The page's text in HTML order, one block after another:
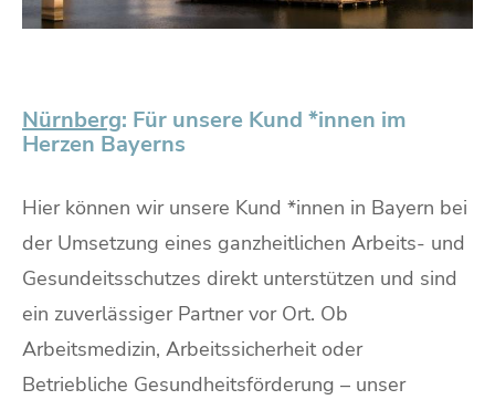
Nürnberg: Für unsere Kund *innen im
Herzen Bayerns
Hier können wir unsere Kund *innen in Bayern bei
der Umsetzung eines ganzheitlichen Arbeits- und
Gesundeitsschutzes direkt unterstützen und sind
ein zuverlässiger Partner vor Ort. Ob
Arbeitsmedizin, Arbeitssicherheit oder
Betriebliche Gesundheitsförderung – unser